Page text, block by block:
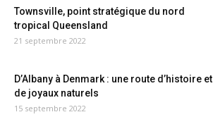
Townsville, point stratégique du nord
tropical Queensland
21 septembre 2022
D’Albany à Denmark : une route d’histoire et
de joyaux naturels
15 septembre 2022